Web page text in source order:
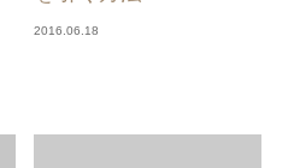
2016.06.18